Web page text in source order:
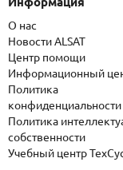
О нас
Новости ALSAT
Центр помощи
Информационный
Политика
конфиденциальности
Политика
собственности
Учебный центр